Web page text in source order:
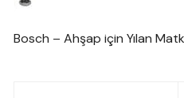
Bosch – Ahşap için Yılan